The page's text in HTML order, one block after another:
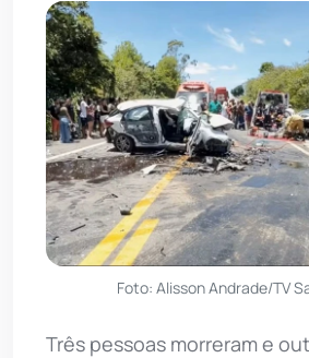
Foto: Alisson Andrade/TV
Três pessoas morreram e